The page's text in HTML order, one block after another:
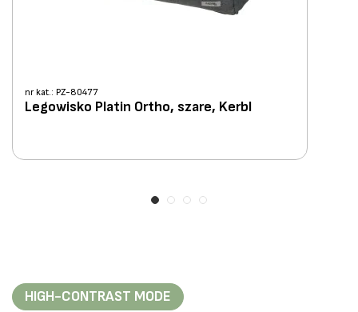
nr kat.: PZ-80477
Legowisko Platin Ortho, szare, Kerbl
HIGH-CONTRAST MODE